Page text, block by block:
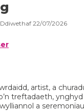
22/07/2026
artist, a
treftadaeth,
a